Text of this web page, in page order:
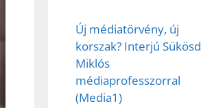
Új médiatörvény, új
korszak? Interjú Sükösd
Miklós
médiaprofesszorral
(Media1)